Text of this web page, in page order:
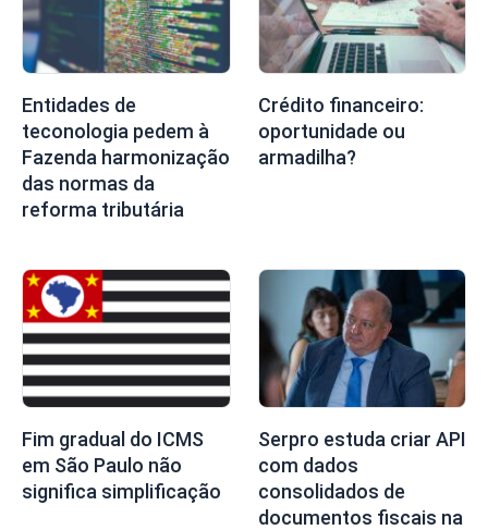
Entidades de
teconologia pedem à
Fazenda harmonização
das normas da
reforma tributária
Crédito financeiro:
oportunidade ou
armadilha?
Fim gradual do ICMS
em São Paulo não
significa simplificação
Serpro estuda criar API
com dados
consolidados de
documentos fiscais na